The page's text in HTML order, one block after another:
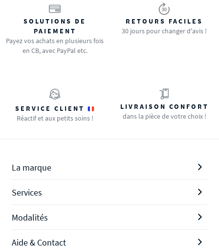
SOLUTIONS DE
PAIEMENT
Payez vos achats en plusieurs fois
en CB, avec PayPal etc.
RETOURS FACILES
30 jours pour changer d'avis !
SERVICE CLIENT
Réactif et aux petits soins !
LIVRAISON CONFORT
dans la pièce de votre choix !
La marque
Services
Modalités
Aide & Contact